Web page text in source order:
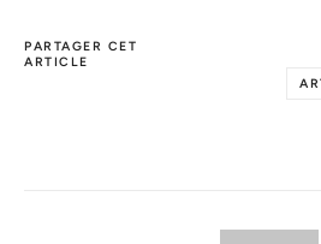
PARTAGER CET
ARTICLE